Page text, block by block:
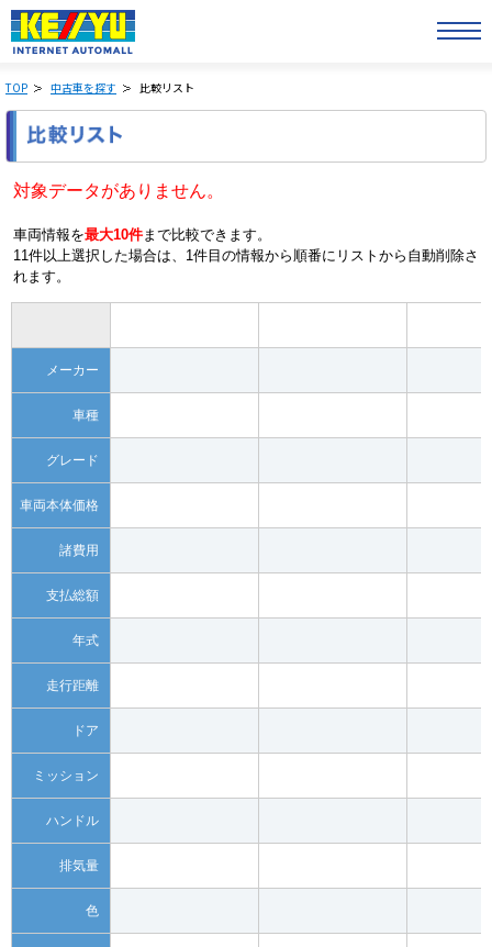
TOP 中古車を探す 比較リスト
対象データがありません。
車両情報を最大10件まで比較できます。
11件以上選択した場合は、1件目の情報から順番にリストから自動削除さ
れます。
メーカー
車種
グレード
車両本体価格
諸費用
支払総額
年式
走行距離
ドア
ミッション
ハンドル
排気量
色